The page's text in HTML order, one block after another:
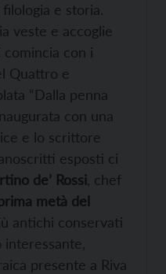
e storia.
veste e accoglie
comincia con i
Quattro e
“Dalla penna
con una
e lo scrittore
esposti ci
de’ Rossi , chef
metà del
antichi conservati
presente a Riva